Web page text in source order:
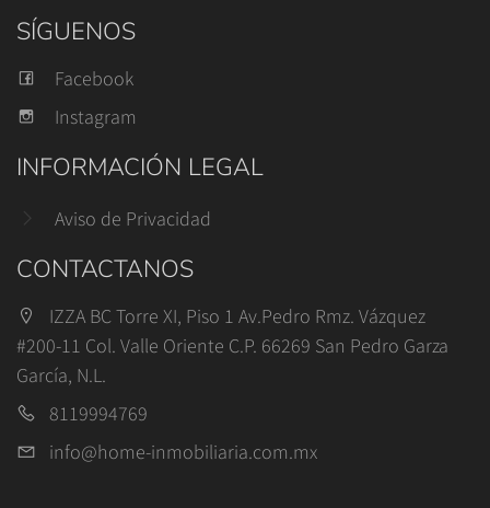
SÍGUENOS
Facebook
Instagram
INFORMACIÓN LEGAL
Aviso de Privacidad
CONTACTANOS
IZZA BC Torre XI, Piso 1 Av.Pedro Rmz. Vázquez
#200-11 Col. Valle Oriente C.P. 66269 San Pedro Garza
García, N.L.
8119994769
info@home-inmobiliaria.com.mx